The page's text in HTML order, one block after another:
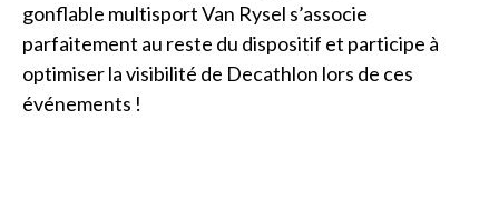
gonflable multisport Van Rysel s’associe
parfaitement au reste du dispositif et participe à
optimiser la visibilité de Decathlon lors de ces
événements !